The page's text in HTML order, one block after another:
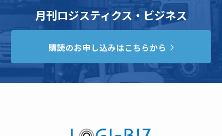
月刊ロジスティクス・ビジネス
購読のお申し込みはこちらから